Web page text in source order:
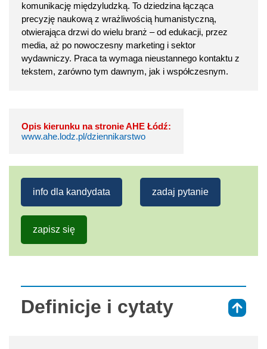
komunikację międzyludzką. To dziedzina łącząca
precyzję naukową z wrażliwością humanistyczną,
otwierająca drzwi do wielu branż – od edukacji, przez
media, aż po nowoczesny marketing i sektor
wydawniczy. Praca ta wymaga nieustannego kontaktu z
tekstem, zarówno tym dawnym, jak i współczesnym.
Opis kierunku na stronie AHE Łódź:
www.ahe.lodz.pl/dziennikarstwo
info dla kandydata zadaj pytanie
zapisz się
Definicje i cytaty